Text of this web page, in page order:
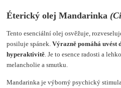
Éterický olej Mandarinka (
Tento esenciální olej osvěžuje,
posiluje spánek.Výrazně pomáhá uvést
hyperaktivitě . Je to esence radosti a
melancholie a smutku.
Mandarinka je výborný psychický